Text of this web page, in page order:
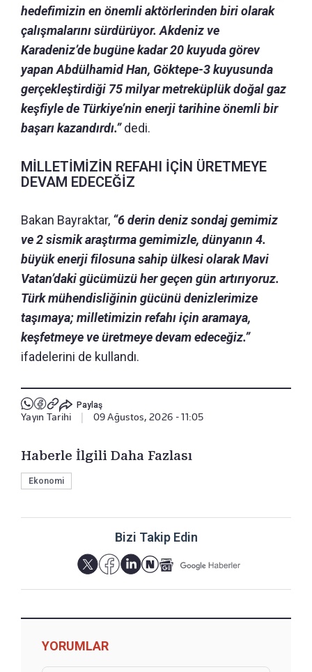
hedefimizin en önemli aktörlerinden biri olarak
çalışmalarını sürdürüyor. Akdeniz ve
Karadeniz’de bugüne kadar 20 kuyuda görev
yapan Abdülhamid Han, Göktepe-3 kuyusunda
gerçekleştirdiği 75 milyar metreküplük doğal gaz
keşfiyle de Türkiye’nin enerji tarihine önemli bir
başarı kazandırdı.”dedi.
MİLLETİMİZİN REFAHI İÇİN ÜRETMEYE
DEVAM EDECEĞİZ
Bakan Bayraktar, “6 derin deniz sondaj gemimiz
ve 2 sismik araştırma gemimizle, dünyanın 4.
büyük enerji filosuna sahip ülkesi olarak Mavi
Vatan’daki gücümüzü her geçen gün artırıyoruz.
Türk mühendisliğinin gücünü denizlerimize
taşımaya; milletimizin refahı için aramaya,
keşfetmeye ve üretmeye devam edeceğiz.”
ifadelerini de kullandı.
Paylaş
Yayın Tarihi 09 Ağustos, 2026 - 11:05
Haberle İlgili Daha Fazlası
Ekonomi
Bizi Takip Edin
YORUMLAR